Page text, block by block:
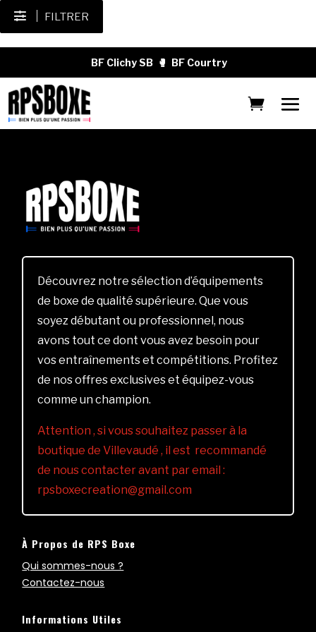
FILTRER
BF Clichy SB 🥊 BF Courtry
Découvrez notre sélection d’équipements
de boxe de qualité supérieure. Que vous
soyez débutant ou professionnel, nous
avons tout ce dont vous avez besoin pour
vos entraînements et compétitions. Profitez
de nos offres exclusives et équipez-vous
comme un champion.
Attention , si vous souhaitez passer à la
boutique de Villevaudé , il est recommandé
de nous contacter avant par email :
rpsboxecreation@gmail.com
À Propos de RPS Boxe
Qui sommes-nous ?
Contactez-nous
Informations Utiles